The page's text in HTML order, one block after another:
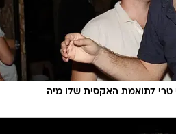
טרי לתואמת האקסית שלו מיה